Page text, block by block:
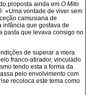
proposta ainda em O Mito
: «Uma vontade de viver sem
camusiana de
infância que gostava de
pasta que levava consigo no
de superar a mera
franco-atirador, vinculado
tendo esta a forma da
pelo envolvimento com
recoloca este tema como